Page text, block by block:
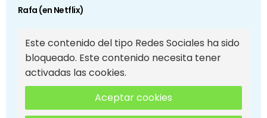
Rafa (en Netflix)
Este contenido del tipo Redes Sociales ha sido
bloqueado. Este contenido necesita tener
activadas las cookies.
Aceptar cookies